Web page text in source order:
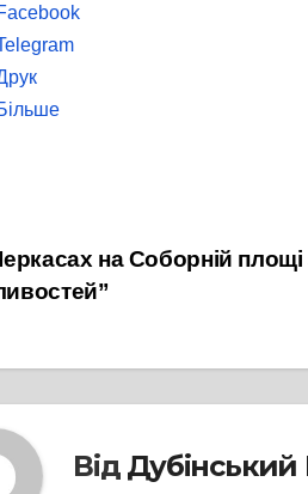
на Соборній
Від